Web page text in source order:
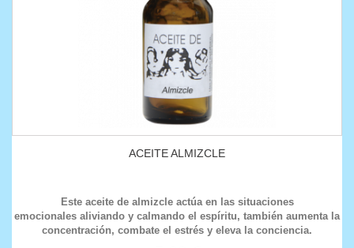
ACEITE ALMIZCLE
Este aceite de almizcle actúa en las situaciones
emocionales aliviando y calmando el espíritu, también aumenta la
concentración, combate el estrés y eleva la conciencia.